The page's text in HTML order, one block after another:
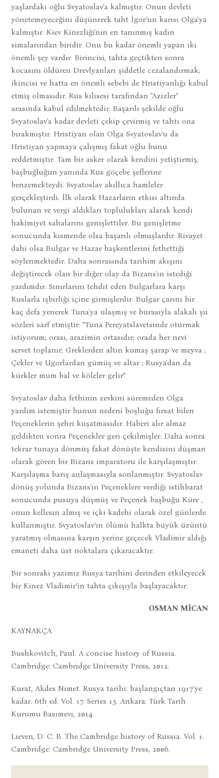
yaşlardaki oğlu Svyatoslav'a kalmıştır. Onun devleti
yönetemeyeceğini düşünerek taht İgor’un karısı Olga'ya
kalmıştır. Kiev Kinezliği'nin en tanınmış kadın
simalarından biridir. Onu bu kadar önemli yapan iki
önemli şey vardır. Birincisi, tahta geçtikten sonra
kocasını öldüren Drevlyanları şiddetle cezalandırmak;
ikincisi ve hatta en önemli sebebi de Hristiyanlığı kabul
etmiş olmasıdır. Rus kilisesi tarafından "Azizler"
arasında kabul edilmektedir. Başarılı şekilde oğlu
Svyatoslav'a kadar devleti çekip çevirmiş ve tahtı ona
bırakmıştır. Hristiyan olan Olga Svyatoslav'u da
Hristiyan yapmaya çalışmış fakat oğlu bunu
reddetmiştir. Tam bir asker olarak kendini yetiştirmiş,
başbuğluğun yanında Rus göçebe şeflerine
benzemekteydi. Svyatoslav akıllıca hamleler
gerçekleştirdi. İlk olarak Hazarların etkisi altında
bulunan ve vergi aldıkları toplulukları alarak kendi
hakimiyet sahalarını genişlettiler. Bu genişletme
sonucunda kısmende olsa başarılı olmuşlardır. Rivayet
dahi olsa Bulgar ve Hazar başkentlerini fethettiği
söylenmektedir. Daha sonrasında tarihim akışını
değiştirecek olan bir diğer olay da Bizans'ın istediği
yardımdır. Sınırlarını tehdit eden Bulgarlara karşı
Ruslarla işbirliği içine girmişlerdir. Bulgar çarını bir
kaç defa yenerek Tuna'ya ulaşmış ve burasıyla alakalı şu
sözleri sarf etmiştir: ”Tuna Pereyatslavetsinde oturmak
istiyorum; orası, arazimin ortasıdır; orada her nevi
servet toplanır; Greklerden altın kumaş şarap ve meyva ;
Çekler ve Ugorlardan gümüş ve altar ; Rusya'dan da
kürkler mum bal ve köleler gelir”
Svyatoslav daha fethinin zevkini süremeden Olga
yardım istemiştir bunun nedeni boşluğu fırsat bilen
Peçeneklerin şehri kuşatmasıdır. Haberi alır almaz
geldikten sonra Peçenekler geri çekilmişler. Daha sonra
tekrar tunaya dönmüş fakat dönüşte kendisini düşman
olarak gören bir Bizans imparatoru ile karşılaşmıştır.
Karşılaşma barış anlaşmasıyla sonlanmıştır. Svyatoslav
dönüş yolunda Bizans'ın Peçeneklere verdiği istihbarat
sonucunda pusuya düşmüş ve Peçenek başbuğu Küre ,
onun kellesin almış ve içki kadehi olarak özel günlerde
kullanmıştır. Svyatoslav’ın ölümü halkta büyük üzüntü
yaratmış olmasına karşın yerine geçecek Vladimir aldığı
emaneti daha üst noktalara çıkaracaktır.
Bir sonraki yazımız Rusya tarihini derinden etkileyecek
bir Kinez Vladimir’in tahta çıkışıyla başlayacaktır.
OSMAN MİCAN
KAYNAKÇA
Bushkovitch, Paul. A concise history of Russia.
Cambridge: Cambridge University Press, 2012.
Kurat, Akdes Nimet. Rusya tarihi: başlangıçtan 1917ʼye
kadar. 6th ed. Vol. 17. Series 13. Ankara: Türk Tarih
Kurumu Basımevi, 2014.
Lieven, D. C. B. The Cambridge history of Russia. Vol. 1.
Cambridge: Cambridge University Press, 2006.